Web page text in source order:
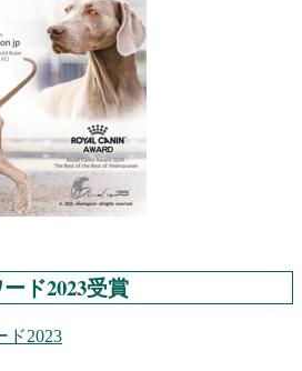
ド2023受賞